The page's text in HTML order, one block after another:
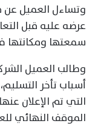
وتساءل العميل
عرضه عليه قبل
سمعتها ومكانتها
وطالب العميل
أسباب تأخر
التي تم الإعلان
الموقف النهائي